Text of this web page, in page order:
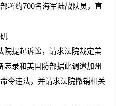
署约700名海军陆战队员，直
院提起诉讼，请求法院裁定美
忘录和美国防部据此调遣加州
令违法，并请求法院撤销相关